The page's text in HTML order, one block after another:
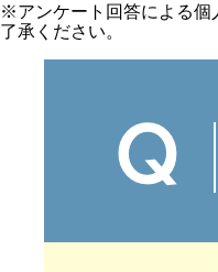
※アンケート回答による個
了承ください。